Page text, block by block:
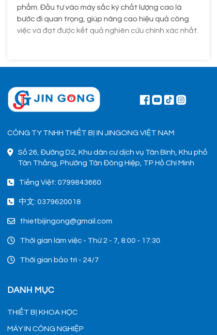
phẩm. Đầu tư vào máy sắc ký chất lượng cao là
bước đi quan trọng, giúp nâng cao hiệu quả công
việc và đạt được kết quả nghiên cứu chính xác nhất.
CÔNG TY TNHH THIẾT BỊ IN JINGONG VIỆT NAM
Số 26, Đường D2, Khu dân cư dịch vụ Tân Bình, Khu phố
Tân Thắng, Phường Tân Đông Hiệp, TP Hồ Chí Minh
Tiếng Việt: 0799843660
中文: 0379620018
thietbijingong@gmail.com
Thời gian làm việc - Thứ 2 - 7, 8:00 - 17:30
Thời gian bảo trì - 24/7
DANH MỤC
THIẾT BỊ KHOA HỌC
MÁY IN CÔNG NGHIỆP